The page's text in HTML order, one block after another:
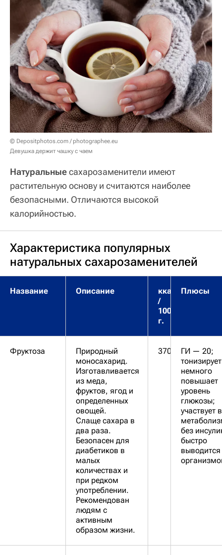
© Depositphotos.com / photographee.eu
Девушка держит чашку с чаем
Натуральныесахарозаменители имеют
растительную основу и считаются наиболее
безопасными. Отличаются высокой
калорийностью.
Характеристика популярных
натуральных сахарозаменителей
Название Описание
ккал
/
100
г.
Плюсы
Фруктоза
Природный
моносахарид.
Изготавливается
из меда,
фруктов, ягод и
определенных
овощей.
Слаще сахара в
два раза.
Безопасен для
диабетиков в
малых
количествах и
при редком
употреблении.
Рекомендован
людям с
активным
образом жизни.
370
ГИ — 20;
немного
повышает
уровень
глюкозы;
участвует в
без
быстро
выводится